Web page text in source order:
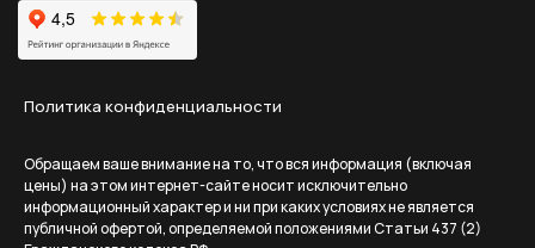
Политика конфиденциальности
Обращаем ваше внимание на то, что вся информация (включая
цены) на этом интернет-сайте носит исключительно
информационный характер и ни при каких условиях не является
публичной офертой, определяемой положениями Статьи 437 (2)